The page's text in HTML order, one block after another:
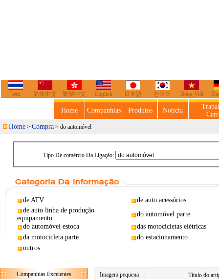
ไทย 简体中文 繁體中文 English 日本語 한국어 Tiếng Việt
Home Companhias Produtos Notícia
Home > Compra > do automóvel
Tipo De comércio Da Ligação:
de ATV
de auto acessórios
de auto linha de produção
equipamento
do automóvel parte
do automóvel estoca
das motocicletas elétricas
da motocicleta parte
do estacionamento
outros
Companhias Excelentes Imagem pequena Título do